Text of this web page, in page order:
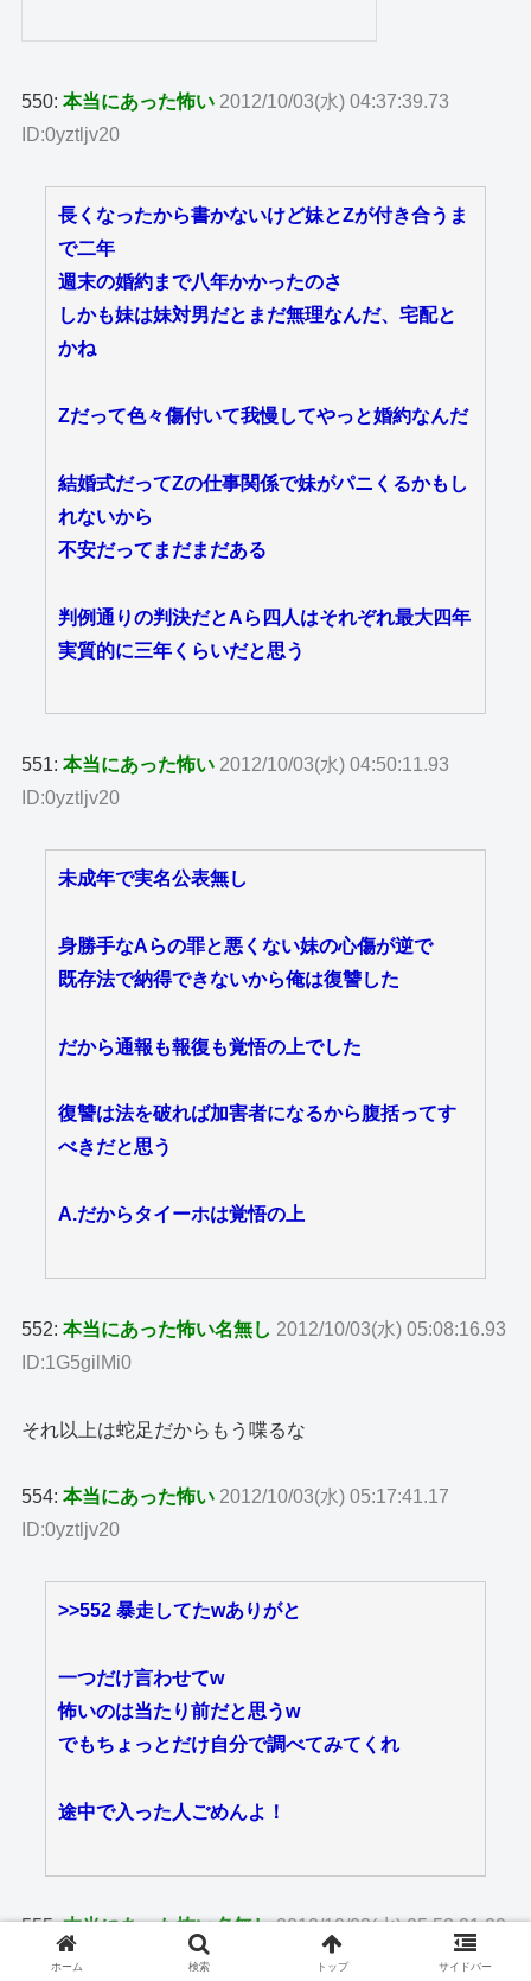
550:本当にあった怖い 2012/10/03(水) 04:37:39.73
ID:0yztljv20
長くなったから書かないけど妹とZが付き合うま
で二年
週末の婚約まで八年かかったのさ
しかも妹は妹対男だとまだ無理なんだ、宅配と
かね
Zだって色々傷付いて我慢してやっと婚約なんだ
結婚式だってZの仕事関係で妹がパニくるかもし
れないから
不安だってまだまだある
判例通りの判決だとAら四人はそれぞれ最大四年
実質的に三年くらいだと思う
551:本当にあった怖い 2012/10/03(水) 04:50:11.93
ID:0yztljv20
未成年で実名公表無し
身勝手なAらの罪と悪くない妹の心傷が逆で
既存法で納得できないから俺は復讐した
だから通報も報復も覚悟の上でした
復讐は法を破れば加害者になるから腹括ってす
べきだと思う
A.だからタイーホは覚悟の上
552:本当にあった怖い名無し 2012/10/03(水) 05:08:16.93
ID:1G5gilMi0
それ以上は蛇足だからもう喋るな
554:本当にあった怖い 2012/10/03(水) 05:17:41.17
ID:0yztljv20
>>552 暴走してたwありがと
一つだけ言わせてw
怖いのは当たり前だと思うw
でもちょっとだけ自分で調べてみてくれ
途中で入った人ごめんよ！
555:本当にあった怖い名無し 2012/10/03(水) 05:53:21.00
ID:WSHWBFqx0
ホーム 検索 トップ サイドバー